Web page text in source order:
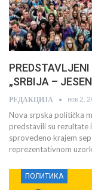
„SRBIJA –
РЕДАКЦИЈА нов 2,
Nova srpska politička
predstavili su rezultate
sprovedeno krajem
reprezentativnom
ПОЛИТИКА